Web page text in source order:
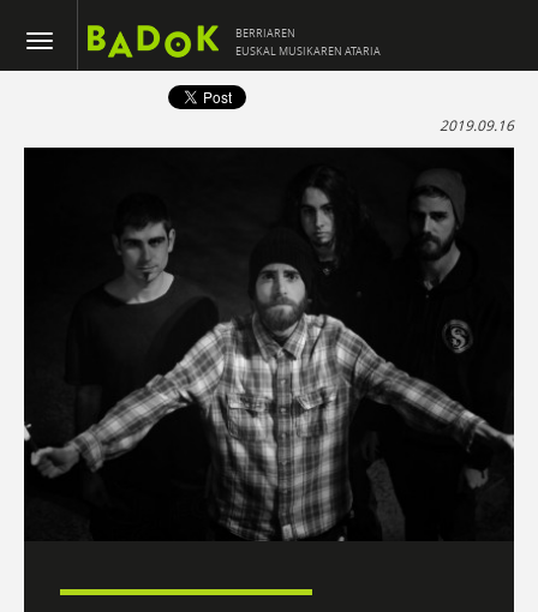
BERRIAREN
EUSKAL MUSIKAREN ATARIA
2019.09.16